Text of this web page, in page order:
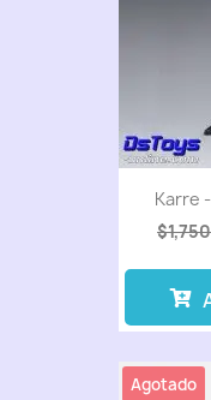
Karre
Agotado